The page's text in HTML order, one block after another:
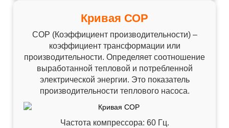
Кривая СОР
СОР (Коэффициент производительности) –
коэффициент трансформации или
производительности. Определяет соотношение
выработанной тепловой и потребленной
электрической энергии. Это показатель
производительности теплового насоса.
Частота компрессора: 60 Гц.